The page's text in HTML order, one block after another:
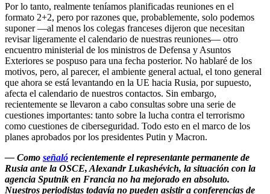
Por lo tanto, realmente teníamos planificadas reuniones en el
formato 2+2, pero por razones que, probablemente, solo podemos
suponer —al menos los colegas franceses dijeron que necesitan
revisar ligeramente el calendario de nuestras reuniones— otro
encuentro ministerial de los ministros de Defensa y Asuntos
Exteriores se pospuso para una fecha posterior. No hablaré de los
motivos, pero, al parecer, el ambiente general actual, el tono general
que ahora se está levantando en la UE hacia Rusia, por supuesto,
afecta el calendario de nuestros contactos. Sin embargo,
recientemente se llevaron a cabo consultas sobre una serie de
cuestiones importantes: tanto sobre la lucha contra el terrorismo
como cuestiones de ciberseguridad. Todo esto en el marco de los
planes aprobados por los presidentes Putin y Macron.
— Como señaló recientemente el representante permanente de
Rusia ante la OSCE, Alexandr Lukashévich, la situación con la
agencia Sputnik en Francia no ha mejorado en absoluto.
Nuestros periodistas todavía no pueden asistir a conferencias de